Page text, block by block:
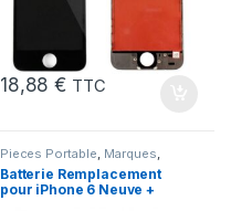
18,88€ TTC
Pieces Portable, Marques,
Apple iPhone 6 , Batteries et
chargeurs,Batteries Apple
Batterie Remplacement
pour iPhone 6 Neuve +